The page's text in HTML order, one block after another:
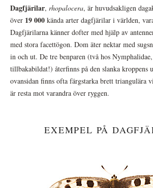
Dagfjärilar, rhopalocera, är huvudsakligen
över 19 000 kända arter dagfjärilar i världen,
Dagfjärilarna känner dofter med hjälp av
med stora facettögon. Dom äter nektar med
in och ut. De tre benparen (två hos
tillbakabildat!) återfinns på den slanka kroppens
ovansidan finns ofta färgstarka brett triangulära
är resta mot varandra över ryggen.
EXEMPEL PÅ